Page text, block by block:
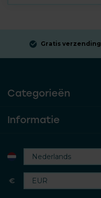
Gratis verzending
Categorieën
Informatie
€